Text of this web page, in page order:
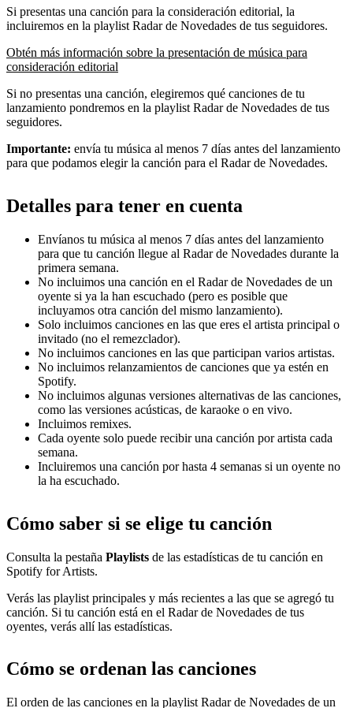
Si presentas una canción para la consideración editorial, la
incluiremos en la playlist Radar de Novedades de tus seguidores.
Obtén más información sobre la presentación de música para
consideración editorial
Si no presentas una canción, elegiremos qué canciones de tu
lanzamiento pondremos en la playlist Radar de Novedades de tus
seguidores.
Importante: envía tu música al menos 7 días antes del lanzamiento
para que podamos elegir la canción para el Radar de Novedades.
Detalles para tener en cuenta
Envíanos tu música al menos 7 días antes del lanzamiento
para que tu canción llegue al Radar de Novedades durante la
primera semana.
No incluimos una canción en el Radar de Novedades de un
oyente si ya la han escuchado (pero es posible que
incluyamos otra canción del mismo lanzamiento).
Solo incluimos canciones en las que eres el artista principal o
invitado (no el remezclador).
No incluimos canciones en las que participan varios artistas.
No incluimos relanzamientos de canciones que ya estén en
Spotify.
No incluimos algunas versiones alternativas de las canciones,
como las versiones acústicas, de karaoke o en vivo.
Incluimos remixes.
Cada oyente solo puede recibir una canción por artista cada
semana.
Incluiremos una canción por hasta 4 semanas si un oyente no
la ha escuchado.
Cómo saber si se elige tu canción
Consulta la pestaña Playlists de las estadísticas de tu canción en
Spotify for Artists.
Verás las playlist principales y más recientes a las que se agregó tu
canción. Si tu canción está en el Radar de Novedades de tus
oyentes, verás allí las estadísticas.
Cómo se ordenan las canciones
El orden de las canciones en la playlist Radar de Novedades de un